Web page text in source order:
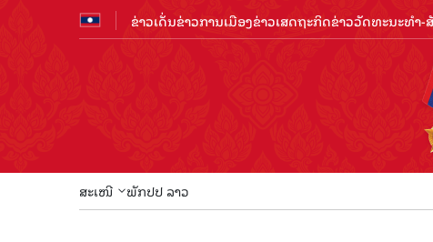
ຂ່າວເດັ່ນຂ່າວການເມືອງຂ່າວເສດຖະກິດຂ່າວວັດທະນະທຳ-
ສະເໜີ ພັກປປ ລາວ